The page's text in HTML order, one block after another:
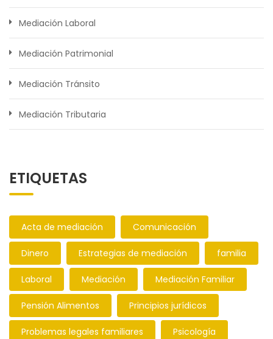
Mediación Laboral
Mediación Patrimonial
Mediación Tránsito
Mediación Tributaria
ETIQUETAS
Acta de mediación Comunicación
Dinero Estrategias de mediación familia
Laboral Mediación Mediación Familiar
Pensión Alimentos Principios jurídicos
Problemas legales familiares Psicología